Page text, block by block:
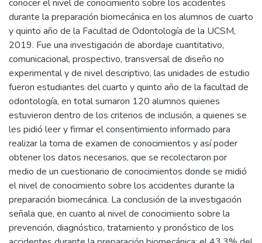
conocer el nivel de conocimiento sobre los accidentes
durante la preparación biomecánica en los alumnos de cuarto
y quinto año de la Facultad de Odontología de la UCSM,
2019. Fue una investigación de abordaje cuantitativo,
comunicacional, prospectivo, transversal de diseño no
experimental y de nivel descriptivo, las unidades de estudio
fueron estudiantes del cuarto y quinto año de la facultad de
odontología, en total sumaron 120 alumnos quienes
estuvieron dentro de los criterios de inclusión, a quienes se
les pidió leer y firmar el consentimiento informado para
realizar la toma de examen de conocimientos y así poder
obtener los datos necesarios, que se recolectaron por
medio de un cuestionario de conocimientos donde se midió
el nivel de conocimiento sobre los accidentes durante la
preparación biomecánica. La conclusión de la investigación
señala que, en cuanto al nivel de conocimiento sobre la
prevención, diagnóstico, tratamiento y pronóstico de los